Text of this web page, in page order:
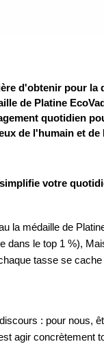
d'obtenir pour la
de Platine
quotidien
de l'humain et de
votre
la médaille de
dans le top 1 %),
tasse se
: pour nous,
agir concrètement